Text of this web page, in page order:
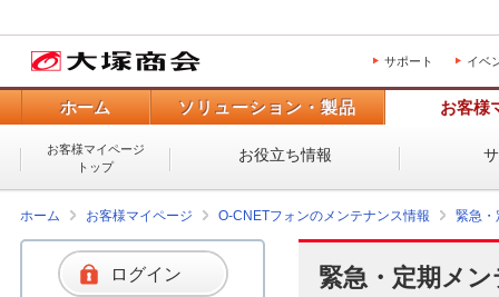
サポート イベ
ホーム ソリューション・製品 お客様
お客様マイページ
トップ
お役立ち情報
ホーム お客様マイページ O-CNETフォンのメンテナンス情報 緊急・
緊急・定期メ
ログイン